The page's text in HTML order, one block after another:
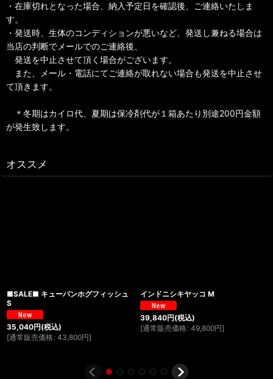
・在庫切れとなった場合、納入予定日を確認後、ご連絡いたしま
す。
・発送時、生体のコンディションが悪いなど、発送し兼ねる場合は
当店の判断でメールでのご連絡後、
発送を中止させて頂く場合がございます。
また、メール・電話にてご連絡が取れない場合も発送を中止させ
て頂きます。
＊冬期はカイロ代、夏期は保冷剤代が１箱あたり別途200円金額
が発生致します。
オススメ
■SALE■ キューバンホグフィッシュ
S
35,040円(税込)
[通常販売価格 : 43,800円]
インドニシキヤッコ M
39,840円(税込)
[通常販売価格 : 49,800円]